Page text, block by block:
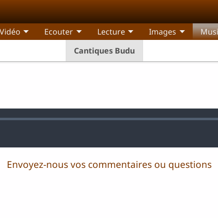
Vidéo Ecouter Lecture Images
Cantiques Budu
Envoyez-nous vos commentaires ou questions